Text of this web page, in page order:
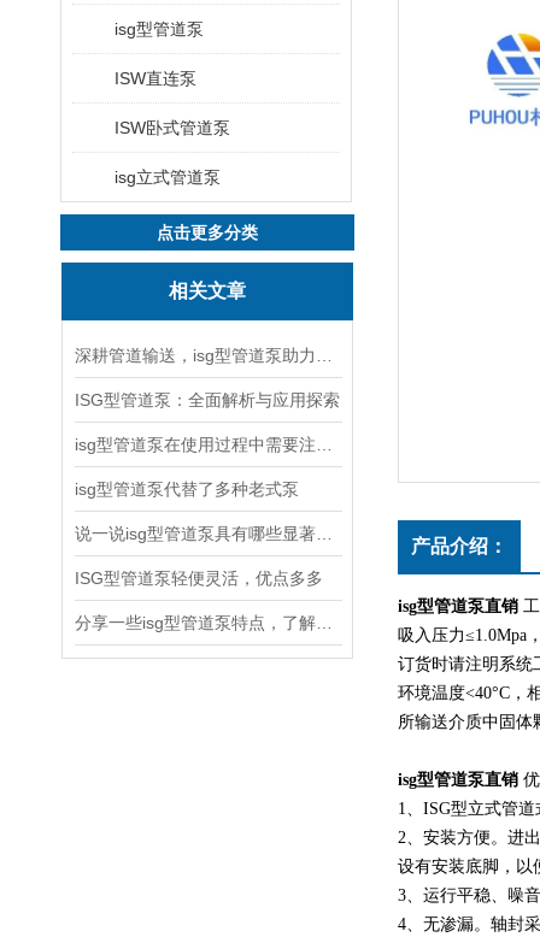
isg型管道泵
ISW直连泵
ISW卧式管道泵
isg立式管道泵
点击更多分类
相关文章
ISG型管道泵：全面解析与应用探索
isg型管道泵代替了多种老式泵
ISG型管道泵轻便灵活，优点多多
产品介绍：
isg型管道泵直销
吸入压力≤1.0Mpa
订货时请注明系
环境温度<40°C
所输送介质中固体
isg型管道泵直销
1、ISG型立式管
2、安装方便。进
设有安装底脚，以
3、运行平稳、噪
4、无渗漏。轴封